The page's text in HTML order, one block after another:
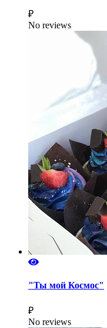
₽
No reviews
"Ты мой Космос"
₽
No reviews